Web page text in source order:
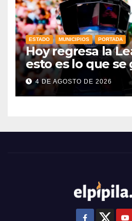
ESTADO MUNICIPIOS PORTADA
Hoy regresa la
esto es lo que se
esta edición
4 DE AGOSTO DE 2026